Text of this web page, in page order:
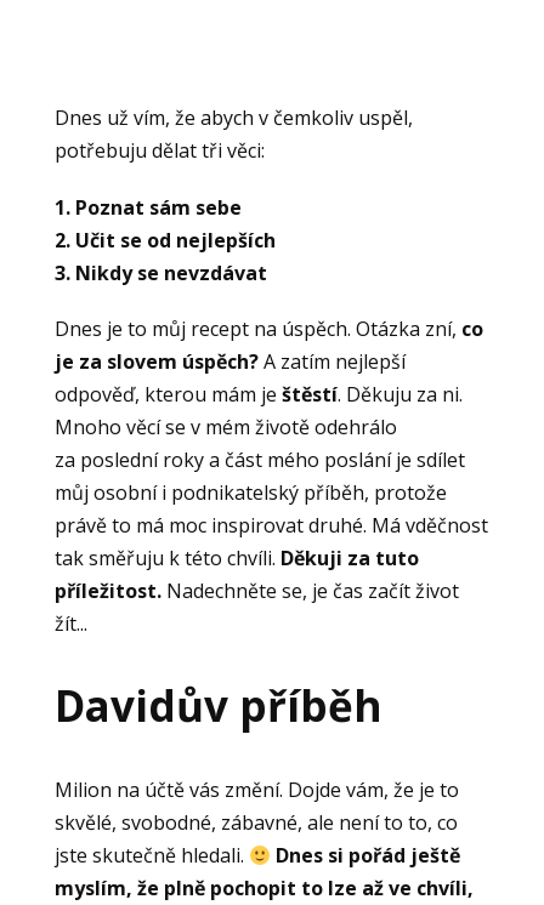
Dnes už vím, že abych v čemkoliv uspěl,
potřebuju dělat tři věci:
1. Poznat sám sebe
2. Učit se od nejlepších
3. Nikdy se nevzdávat
Dnes je to můj recept na úspěch. Otázka zní, co
je za slovem úspěch?A zatím nejlepší
odpověď, kterou mám je štěstí. Děkuju za ni.
Mnoho věcí se v mém životě odehrálo
za poslední roky a část mého poslání je sdílet
můj osobní i podnikatelský příběh, protože
právě to má moc inspirovat druhé. Má vděčnost
tak směřuju k této chvíli. Děkuji za tuto
příležitost.Nadechněte se, je čas začít život
žít...
Davidův příběh
Milion na účtě vás změní. Dojde vám, že je to
skvělé, svobodné, zábavné, ale není to to, co
jste skutečně hledali.
Dnes si pořád ještě
myslím, že plně pochopit to lze až ve chvíli,